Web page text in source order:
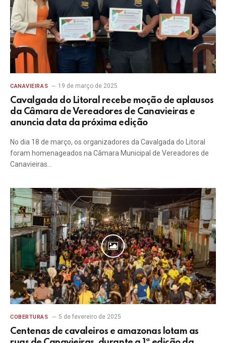
CANAVIEIRAS 19 de março de 2025
Cavalgada do Litoral recebe moção de aplausos
da Câmara de Vereadores de Canavieiras e
anuncia data da próxima edição
No dia 18 de março, os organizadores da Cavalgada do Litoral
foram homenageados na Câmara Municipal de Vereadores de
Canavieiras…
COBERTURAS 5 de fevereiro de 2025
Centenas de cavaleiros e amazonas lotam as